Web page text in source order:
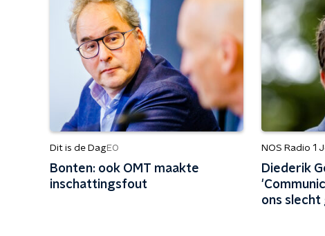
Dit is de DagEO
Bonten: ook OMT maakte
inschattingsfout
NOS Radio 1
Diederik
ons